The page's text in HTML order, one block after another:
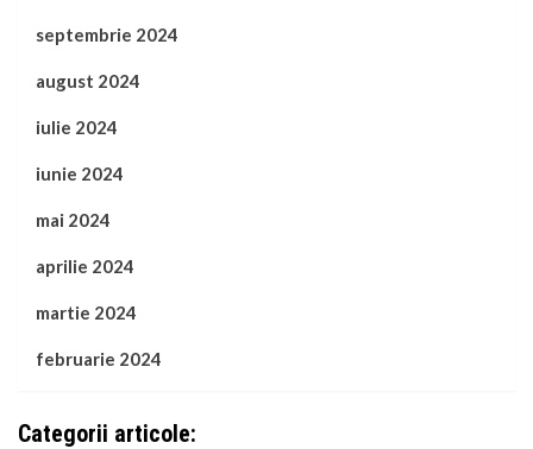
septembrie 2024
august 2024
iulie 2024
iunie 2024
mai 2024
aprilie 2024
martie 2024
februarie 2024
Categorii articole: